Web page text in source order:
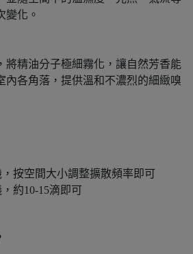
變化。
將精油分子極細霧化，讓自然芳香能
內各角落，提供溫和不濃烈的細緻嗅
按空間大小調整擴散頻率即可
約10-15滴即可